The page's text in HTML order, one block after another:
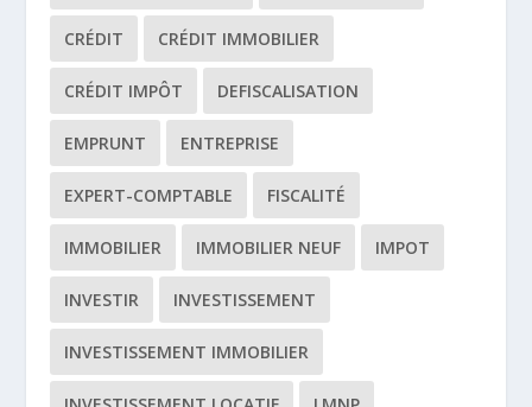
CRÉDIT CRÉDIT IMMOBILIER
CRÉDIT IMPÔT DEFISCALISATION
EMPRUNT ENTREPRISE
EXPERT-COMPTABLE FISCALITÉ
IMMOBILIER IMMOBILIER NEUF IMPOT
INVESTIR INVESTISSEMENT
INVESTISSEMENT IMMOBILIER